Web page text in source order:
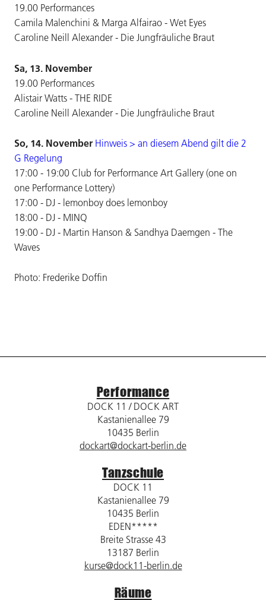
19.00 Performances
Camila Malenchini & Marga Alfairao - Wet Eyes
Caroline Neill Alexander - Die Jungfräuliche Braut
Sa, 13. November
19.00 Performances
Alistair Watts - THE RIDE
Caroline Neill Alexander - Die Jungfräuliche Braut
So, 14. November Hinweis > an diesem Abend gilt die 2
G Regelung
17:00 - 19:00 Club for Performance Art Gallery (one on
one Performance Lottery)
17:00 - DJ - lemonboy does lemonboy
18:00 - DJ - MINQ
19:00 - DJ - Martin Hanson & Sandhya Daemgen - The
Waves
Photo: Frederike Doffin
Performance
DOCK 11 / DOCK ART
Kastanienallee 79
10435 Berlin
dockart@dockart-berlin.de
Tanzschule
DOCK 11
Kastanienallee 79
10435 Berlin
EDEN*****
Breite Strasse 43
13187 Berlin
kurse@dock11-berlin.de
Räume